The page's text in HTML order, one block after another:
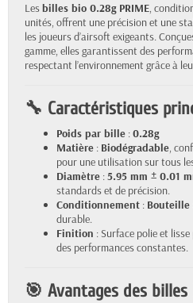
Lesbilles bio 0.28g PRIME,
unités, offrent une précision et une
les joueurs d’airsoft exigeants.
gamme, elles garantissent des
respectant l’environnement grâce à
🔧 Caractéristiques
Poids par bille :0.28g
Matière : Biodégradable,
pour une utilisation sur tous
Diamètre :5.95 mm ± 0.01
standards et de précision.
Conditionnement :
durable.
Finition : Surface polie et
des performances constantes.
🎯 Avantages des billes